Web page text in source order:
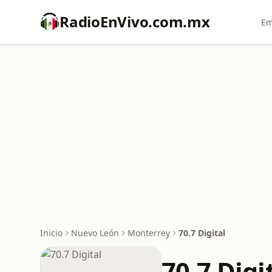
RadioEnVivo.com.mx
Inicio Nuevo León Monterrey 70.7 Digital